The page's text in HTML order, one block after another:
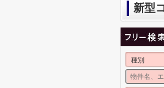
新型
種別